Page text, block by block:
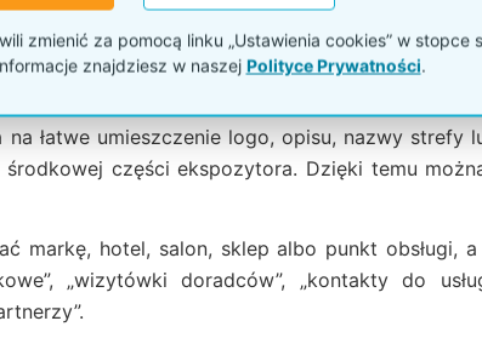
na łatwe umieszczenie logo, opisu, nazwy strefy
części ekspozytora. Dzięki temu
markę, hotel, salon, sklep albo punkt obsługi,
„wizytówki doradców”, „kontakty do
zmienić za pomocą linku „Ustawienia cookies” w stopce
znajdziesz w naszej Polityce Prywatności.